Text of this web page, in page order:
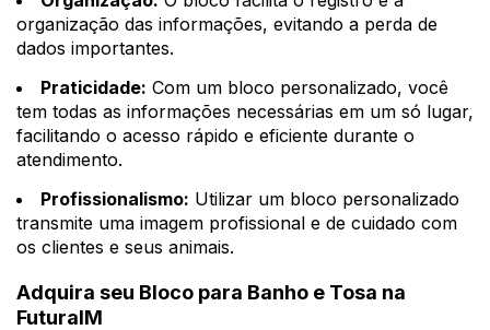
organização das informações, evitando a perda de
dados importantes.
Praticidade: Com um bloco personalizado, você
tem todas as informações necessárias em um só lugar,
facilitando o acesso rápido e eficiente durante o
atendimento.
Profissionalismo: Utilizar um bloco personalizado
transmite uma imagem profissional e de cuidado com
os clientes e seus animais.
Adquira seu Bloco para Banho e Tosa na
FuturaIM